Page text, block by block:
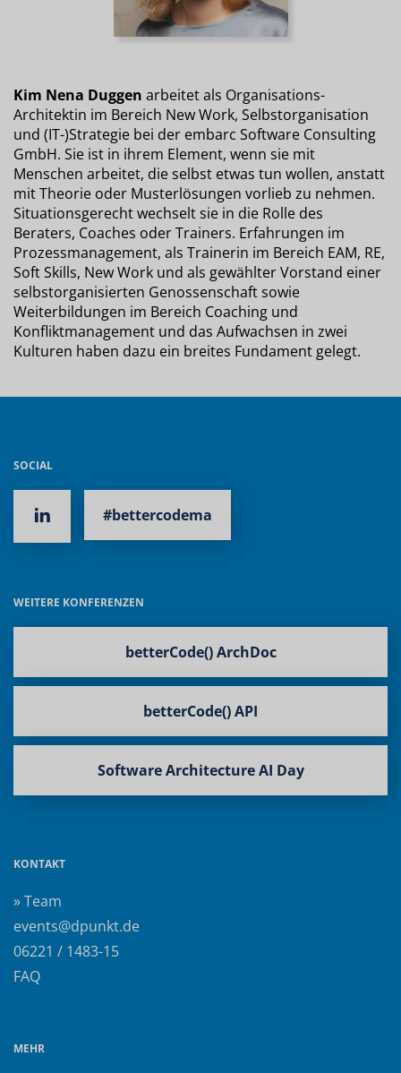
Kim Nena Duggen arbeitet als Organisations-
Architektin im Bereich New Work, Selbstorganisation
und (IT-)Strategie bei der embarc Software Consulting
GmbH. Sie ist in ihrem Element, wenn sie mit
Menschen arbeitet, die selbst etwas tun wollen, anstatt
mit Theorie oder Musterlösungen vorlieb zu nehmen.
Situationsgerecht wechselt sie in die Rolle des
Beraters, Coaches oder Trainers. Erfahrungen im
Prozessmanagement, als Trainerin im Bereich EAM, RE,
Soft Skills, New Work und als gewählter Vorstand einer
selbstorganisierten Genossenschaft sowie
Weiterbildungen im Bereich Coaching und
Konfliktmanagement und das Aufwachsen in zwei
Kulturen haben dazu ein breites Fundament gelegt.
SOCIAL
#bettercodema
WEITERE KONFERENZEN
betterCode() ArchDoc
betterCode() API
Software Architecture AI Day
KONTAKT
» Team
events@dpunkt.de
06221 / 1483-15
FAQ
MEHR